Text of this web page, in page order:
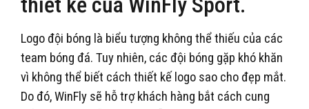
Logo đội bóng là biểu tượng không thể thiếu của các
team bóng đá. Tuy nhiên, các đội bóng gặp khó khăn
vì không thể biết cách thiết kế logo sao cho đẹp mắt.
Do đó, WinFly sẽ hỗ trợ khách hàng bắt cách cung